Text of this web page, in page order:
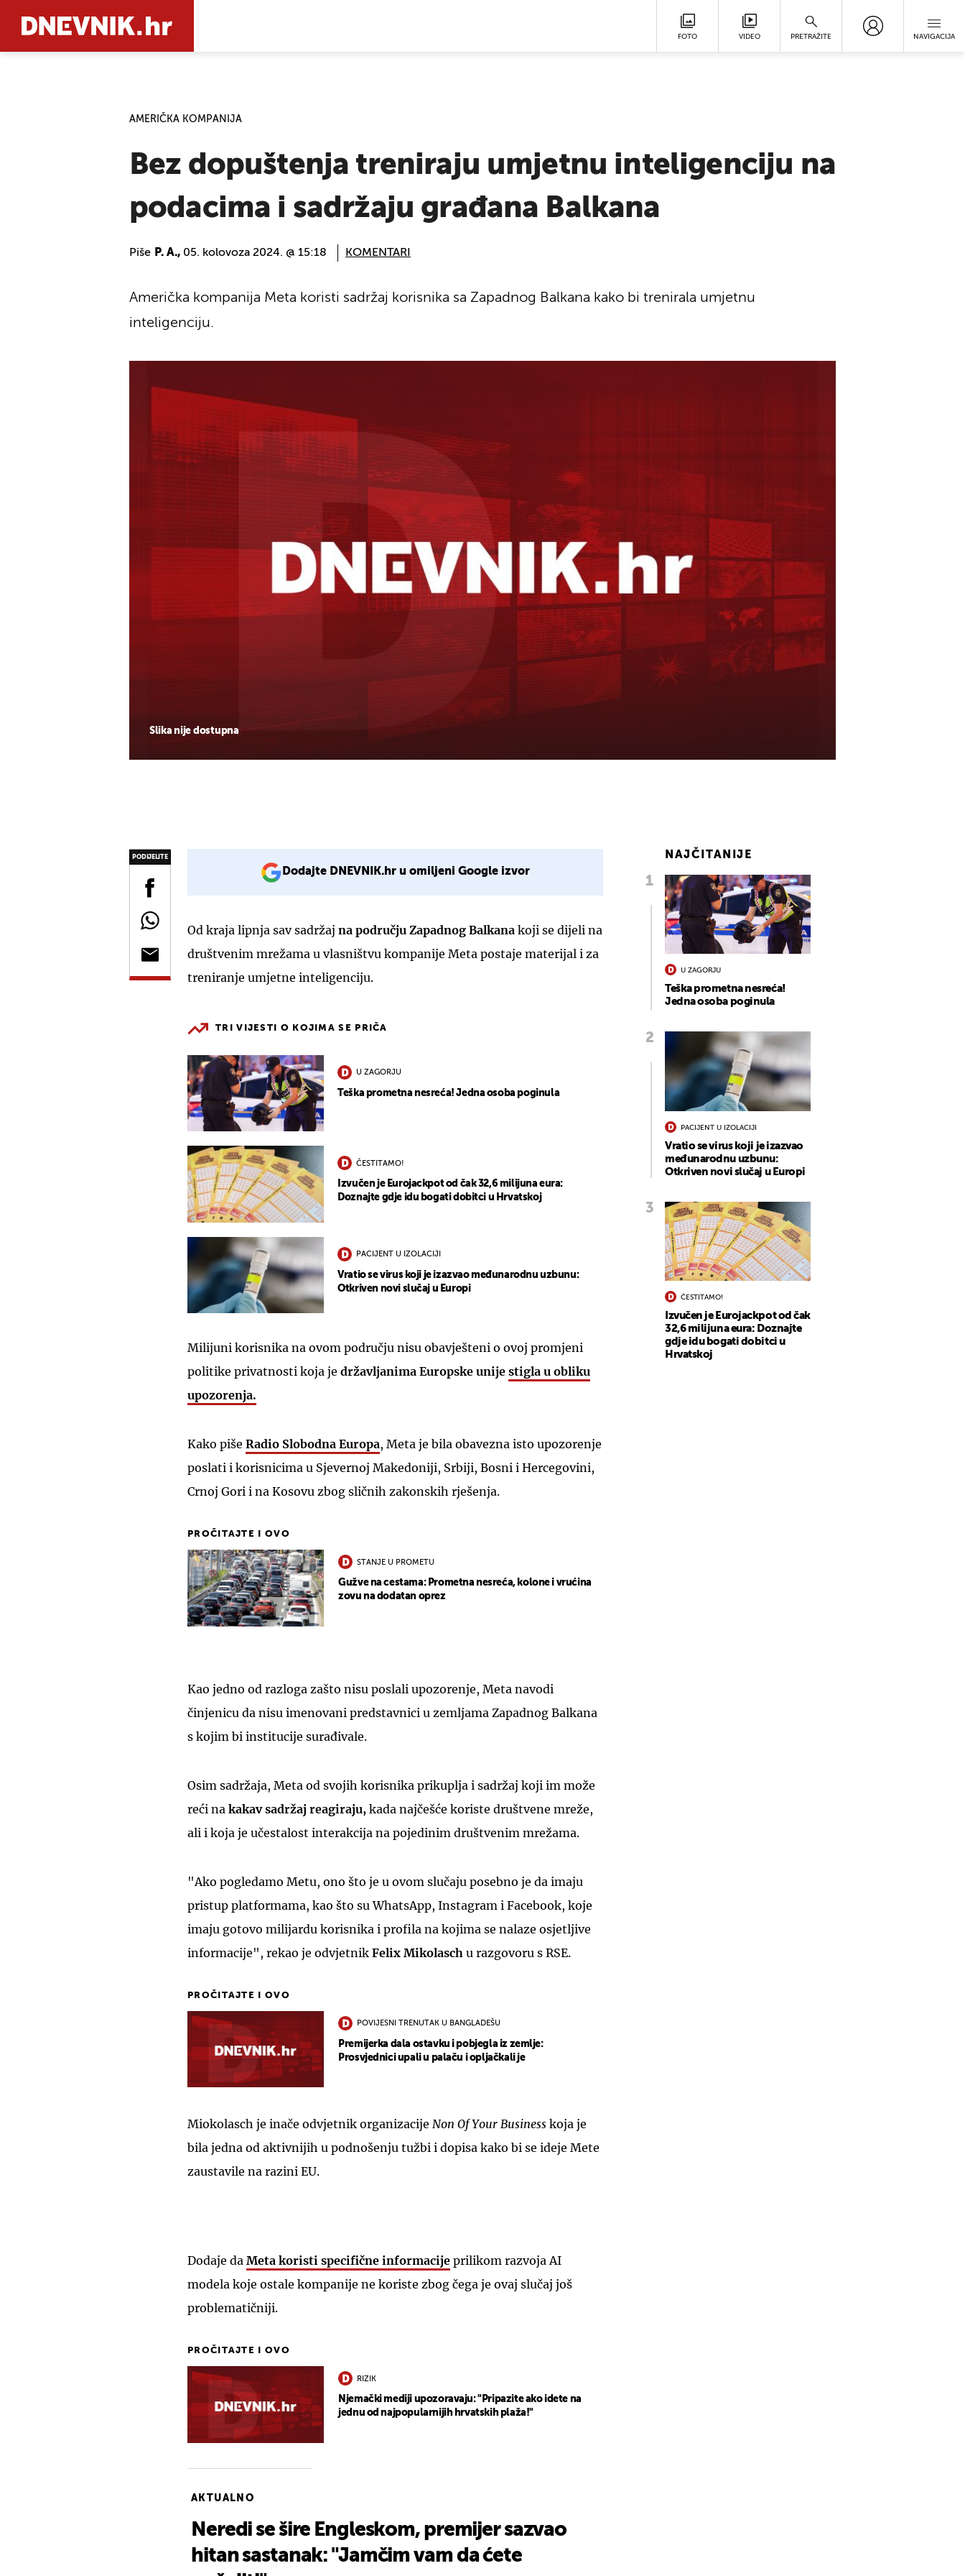
FOTO VIDEO PRETRAŽITE NAVIGACIJA
AMERIČKA KOMPANIJA
Bez dopuštenja treniraju umjetnu inteligenciju na
podacima i sadržaju građana Balkana
Piše P. A., 05. kolovoza 2024. @ 15:18 KOMENTARI
Slika nije dostupna
Američka kompanija Meta koristi sadržaj korisnika sa Zapadnog Balkana kako bi trenirala umjetnu
inteligenciju.
PODIJELITE
Dodajte DNEVNIK.hr u omiljeni Google izvor
Od kraja lipnja sav sadržaj na području Zapadnog Balkana koji se dijeli na
društvenim mrežama u vlasništvu kompanije Meta postaje materijal i za
treniranje umjetne inteligenciju.
TRI VIJESTI O KOJIMA SE PRIČA
U ZAGORJU
Teška prometna nesreća! Jedna osoba poginula
ČESTITAMO!
Izvučen je Eurojackpot od čak 32,6 milijuna eura:
Doznajte gdje idu bogati dobitci u Hrvatskoj
PACIJENT U IZOLACIJI
Vratio se virus koji je izazvao međunarodnu uzbunu:
Otkriven novi slučaj u Europi
Milijuni korisnika na ovom području nisu obavješteni o ovoj promjeni
politike privatnosti koja je državljanima Europske unije stigla u obliku
upozorenja.
Kako piše Radio Slobodna Europa, Meta je bila obavezna isto upozorenje
poslati i korisnicima u Sjevernoj Makedoniji, Srbiji, Bosni i Hercegovini,
Crnoj Gori i na Kosovu zbog sličnih zakonskih rješenja.
PROČITAJTE I OVO
STANJE U PROMETU
Gužve na cestama: Prometna nesreća, kolone i vrućina
zovu na dodatan oprez
Kao jedno od razloga zašto nisu poslali upozorenje, Meta navodi
činjenicu da nisu imenovani predstavnici u zemljama Zapadnog Balkana
s kojim bi institucije surađivale.
Osim sadržaja, Meta od svojih korisnika prikuplja i sadržaj koji im može
reći na kakav sadržaj reagiraju, kada najčešće koriste društvene mreže,
ali i koja je učestalost interakcija na pojedinim društvenim mrežama.
"Ako pogledamo Metu, ono što je u ovom slučaju posebno je da imaju
pristup platformama, kao što su WhatsApp, Instagram i Facebook, koje
imaju gotovo milijardu korisnika i profila na kojima se nalaze osjetljive
informacije", rekao je odvjetnik Felix Mikolasch u razgovoru s RSE.
PROČITAJTE I OVO
POVIJESNI TRENUTAK U BANGLADEŠU
Premijerka dala ostavku i pobjegla iz zemlje:
Prosvjednici upali u palaču i opljačkali je
Miokolasch je inače odvjetnik organizacije Non Of Your Business koja je
bila jedna od aktivnijih u podnošenju tužbi i dopisa kako bi se ideje Mete
zaustavile na razini EU.
Dodaje da Meta koristi specifične informacije prilikom razvoja AI
modela koje ostale kompanije ne koriste zbog čega je ovaj slučaj još
problematičniji.
PROČITAJTE I OVO
RIZIK
Njemački mediji upozoravaju: "Pripazite ako idete na
jednu od najpopularnijih hrvatskih plaža!"
AKTUALNO
Neredi se šire Engleskom, premijer sazvao
hitan sastanak: "Jamčim vam da ćete
NAJČITANIJE
U ZAGORJU
Teška prometna nesreća!
Jedna osoba poginula
PACIJENT U IZOLACIJI
Vratio se virus koji je izazvao
međunarodnu uzbunu:
Otkriven novi slučaj u Europi
ČESTITAMO!
Izvučen je Eurojackpot od čak
32,6 milijuna eura: Doznajte
gdje idu bogati dobitci u
Hrvatskoj